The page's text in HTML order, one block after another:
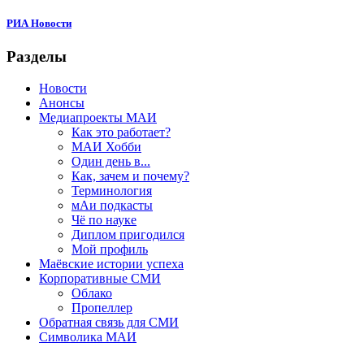
РИА Новости
Разделы
Новости
Анонсы
Медиапроекты МАИ
Как это работает?
МАИ Хобби
Один день в...
Как, зачем и почему?
Терминология
мАи подкасты
Чё по науке
Диплом пригодился
Мой профиль
Маёвские истории успеха
Корпоративные СМИ
Облако
Пропеллер
Обратная связь для СМИ
Символика МАИ